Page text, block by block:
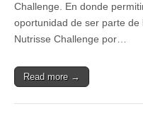
Challenge. En donde
oportunidad de ser parte
Nutrisse Challenge por…
Read more →